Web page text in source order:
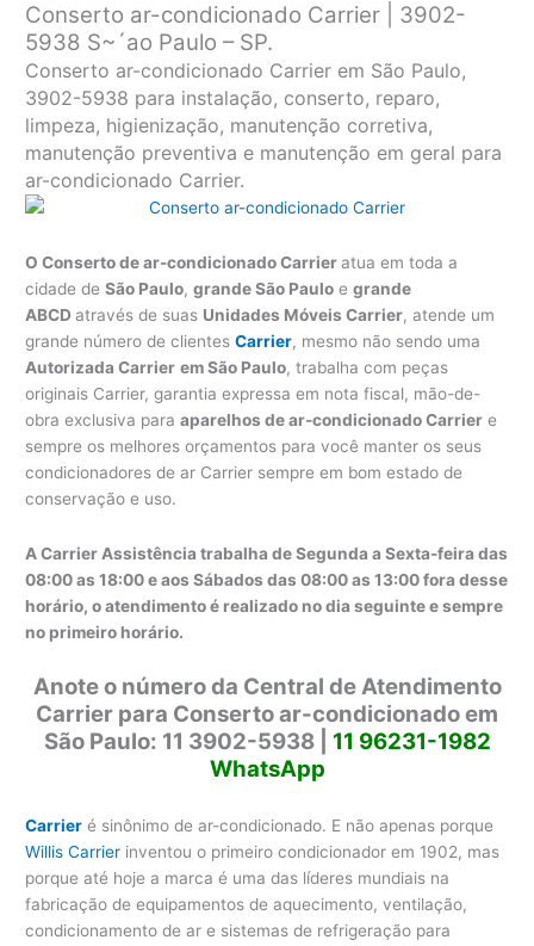
Conserto ar-condicionado Carrier | 3902-
5938 S~´ao Paulo – SP.
Conserto ar-condicionado Carrier em São Paulo,
3902-5938 para instalação, conserto, reparo,
limpeza, higienização, manutenção corretiva,
manutenção preventiva e manutenção em geral para
ar-condicionado Carrier.
O Conserto de ar-condicionado Carrieratua em toda a
cidade deSão Paulo,grande São Paulo egrande
ABCDatravés de suas Unidades Móveis Carrier, atende um
grande número de clientesCarrier, mesmo não sendo uma
Autorizada Carrier em São Paulo, trabalha com peças
originais Carrier, garantia expressa em nota fiscal, mão-de-
obra exclusiva paraaparelhos de ar-condicionado Carrier e
sempre os melhores orçamentos para você manter os seus
condicionadores de ar Carrier sempre em bom estado de
conservação e uso.
A Carrier Assistência trabalha de Segunda a Sexta-feira das
08:00 as 18:00 e aos Sábados das 08:00 as 13:00 fora desse
horário, o atendimento é realizado no dia seguinte e sempre
no primeiro horário.
Anote o número da Central de Atendimento
Carrier para Conserto ar-condicionado em
São Paulo: 11 3902-5938 | 11 96231-1982
WhatsApp
Carrier é sinônimo de ar-condicionado. E não apenas porque
Willis Carrier inventou o primeiro condicionador em 1902, mas
porque até hoje a marca é uma das líderes mundiais na
fabricação de equipamentos de aquecimento, ventilação,
condicionamento de ar e sistemas de refrigeração para